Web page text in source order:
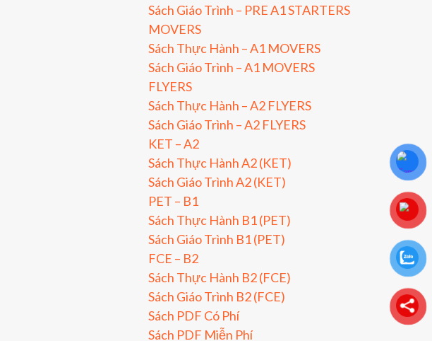
Sách Giáo Trình – PRE A1 STARTERS
MOVERS
Sách Thực Hành – A1 MOVERS
Sách Giáo Trình – A1 MOVERS
FLYERS
Sách Thực Hành – A2 FLYERS
Sách Giáo Trình – A2 FLYERS
KET – A2
Sách Thực Hành A2 (KET)
Sách Giáo Trình A2 (KET)
PET – B1
Sách Thực Hành B1 (PET)
Sách Giáo Trình B1 (PET)
FCE – B2
Sách Thực Hành B2 (FCE)
Sách Giáo Trình B2 (FCE)
Sách PDF Có Phí
Sách PDF Miễn Phí